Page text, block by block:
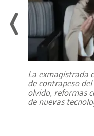
La exmagistrada
de contrapeso
olvido, reformas
de nuevas